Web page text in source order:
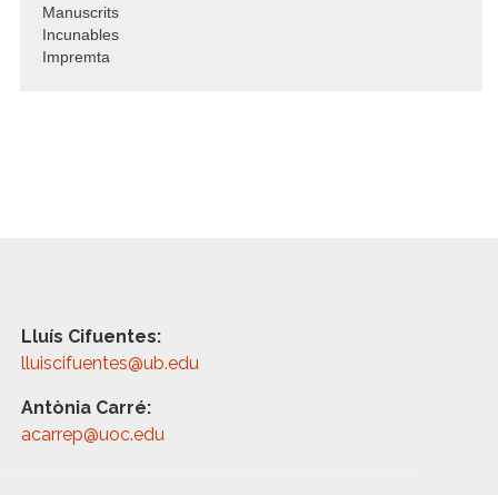
Manuscrits
Incunables
Impremta
Lluís Cifuentes:
lluiscifuentes@ub.edu
Antònia Carré:
acarrep@uoc.edu